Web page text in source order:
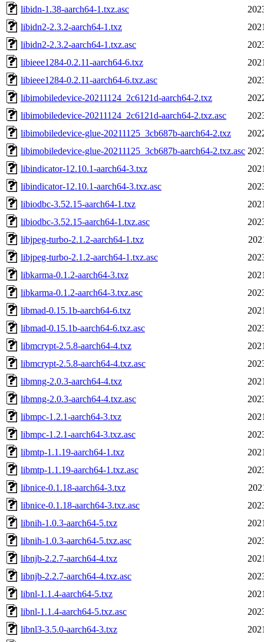
libidn-1.38-aarch64-1.txz.asc
libidn2-2.3.2-aarch64-1.txz
libidn2-2.3.2-aarch64-1.txz.asc
libieee1284-0.2.11-aarch64-6.txz
libieee1284-0.2.11-aarch64-6.txz.asc
libimobiledevice-20211124_2c6121d-aarch64-2.txz
libimobiledevice-20211124_2c6121d-aarch64-2.txz.asc
libimobiledevice-glue-20211125_3cb687b-aarch64-2.txz
libimobiledevice-glue-20211125_3cb687b-aarch64-2.txz.asc
libindicator-12.10.1-aarch64-3.txz
libindicator-12.10.1-aarch64-3.txz.asc
libiodbc-3.52.15-aarch64-1.txz
libiodbc-3.52.15-aarch64-1.txz.asc
libjpeg-turbo-2.1.2-aarch64-1.txz
libjpeg-turbo-2.1.2-aarch64-1.txz.asc
libkarma-0.1.2-aarch64-3.txz
libkarma-0.1.2-aarch64-3.txz.asc
libmad-0.15.1b-aarch64-6.txz
libmad-0.15.1b-aarch64-6.txz.asc
libmcrypt-2.5.8-aarch64-4.txz
libmcrypt-2.5.8-aarch64-4.txz.asc
libmng-2.0.3-aarch64-4.txz
libmng-2.0.3-aarch64-4.txz.asc
libmpc-1.2.1-aarch64-3.txz
libmpc-1.2.1-aarch64-3.txz.asc
libmtp-1.1.19-aarch64-1.txz
libmtp-1.1.19-aarch64-1.txz.asc
libnice-0.1.18-aarch64-3.txz
libnice-0.1.18-aarch64-3.txz.asc
libnih-1.0.3-aarch64-5.txz
libnih-1.0.3-aarch64-5.txz.asc
libnjb-2.2.7-aarch64-4.txz
libnjb-2.2.7-aarch64-4.txz.asc
libnl-1.1.4-aarch64-5.txz
libnl-1.1.4-aarch64-5.txz.asc
libnl3-3.5.0-aarch64-3.txz